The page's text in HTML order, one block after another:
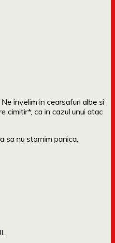
invelim in cearsafuri albe si
cimitir*, ca in cazul unui atac
sa nu starnim panica,